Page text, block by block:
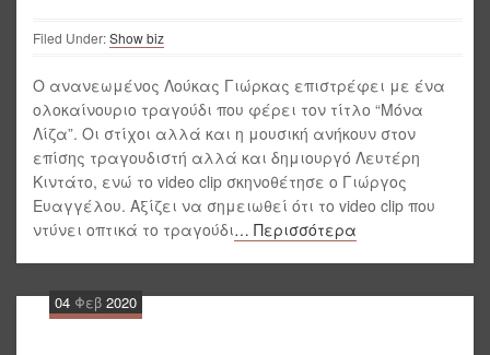
Filed Under:Show biz
Ο ανανεωμένος Λούκας Γιώρκας επιστρέφει με ένα
ολοκαίνουριο τραγούδι που φέρει τον τίτλο “Μόνα
Λίζα”. Οι στίχοι αλλά και η μουσική ανήκουν στον
επίσης τραγουδιστή αλλά και δημιουργό Λευτέρη
Κιντάτο, ενώ το video clip σκηνοθέτησε ο Γιώργος
Ευαγγέλου. Αξίζει να σημειωθεί ότι το video clip που
ντύνει οπτικά το τραγούδι… Περισσότερα
04 Φεβ 2020